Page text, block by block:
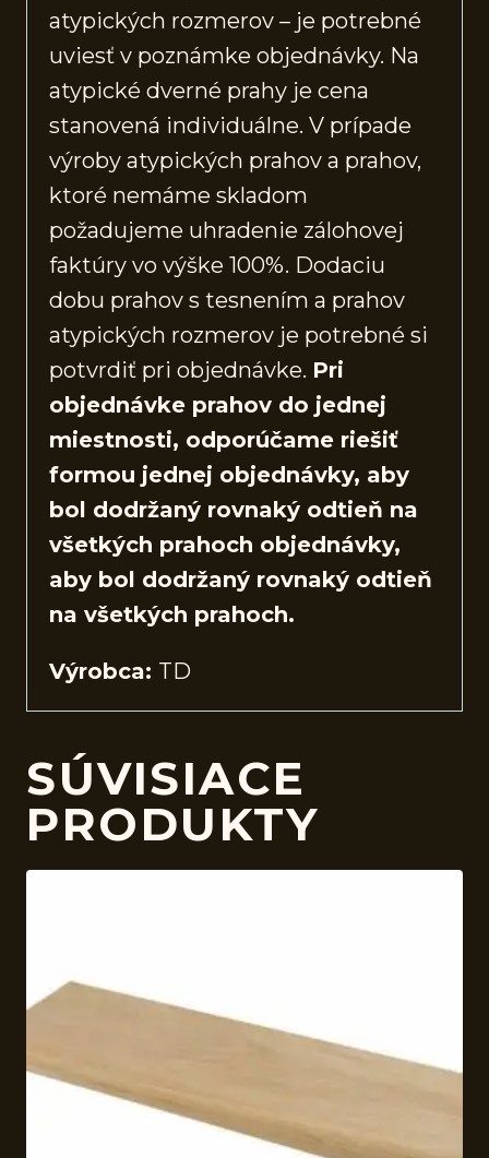
atypických rozmerov – je potrebné
uviesť v poznámke objednávky. Na
atypické dverné prahy je cena
stanovená individuálne. V prípade
výroby atypických prahov a prahov,
ktoré nemáme skladom
požadujeme uhradenie zálohovej
faktúry vo výške 100%. Dodaciu
dobu prahov s tesnením a prahov
atypických rozmerov je potrebné si
potvrdiť pri objednávke. Pri
objednávke prahov do jednej
miestnosti, odporúčame riešiť
formou jednej objednávky, aby
bol dodržaný rovnaký odtieň na
všetkých prahoch objednávky,
aby bol dodržaný rovnaký odtieň
na všetkých prahoch.
Výrobca: TD
SÚVISIACE
PRODUKTY